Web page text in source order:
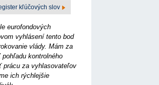
kľúčových slov
eurofondových
vyhlásení tento bod
vlády. Mám za
kontrolného
prácu za vyhlasovateľov
ich rýchlejšie